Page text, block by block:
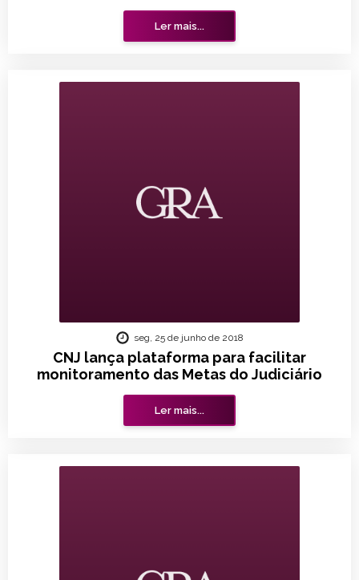
Ler mais...
CNJ lança plataforma para facilitar
monitoramento das Metas do Judiciário
seg, 25 de junho de 2018
Ler mais...